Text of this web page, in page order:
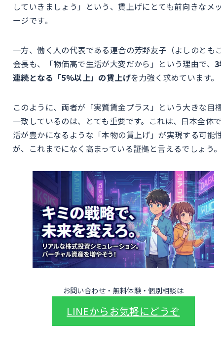
していきましょう」という、賃上げにとても前向きなメ
ージです。
一方、働く人の代表である連合の芳野友子（よしのとも
会長も、「物価高で生活が大変だから」という理由で、
連続となる「5%以上」の賃上げを力強く求めています。
このように、両者が「実質賃金プラス」という大きな目
一致しているのは、とても重要です。これは、日本全体
活が豊かになるような「本物の賃上げ」が実現する可能
が、これまでになく高まっている証拠と言えるでしょう
お問い合わせ・無料体験・個別相談は
LINEからお気軽にどうぞ